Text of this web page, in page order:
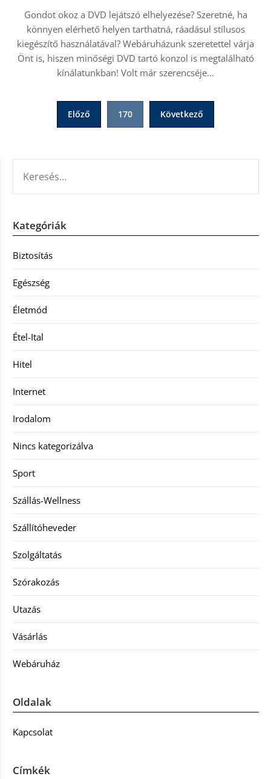
Gondot okoz a DVD lejátszó elhelyezése? Szeretné, ha
könnyen elérhető helyen tarthatná, ráadásul stílusos
kiegészítő használatával? Webáruházunk szeretettel várja
Önt is, hiszen minőségi DVD tartó konzol is megtalálható
kínálatunkban! Volt már szerencséje…
Bejegyzések
lapozása
Előző 170 Következő
Kategóriák
Biztosítás
Egészség
Életmód
Étel-Ital
Hitel
Internet
Irodalom
Nincs kategorizálva
Sport
Szállás-Wellness
Szállítóheveder
Szolgáltatás
Szórakozás
Utazás
Vásárlás
Webáruház
Oldalak
Kapcsolat
Címkék